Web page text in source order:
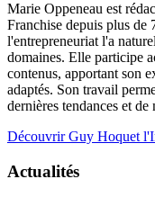
Marie Oppeneau est
Franchise depuis plus de
l'entrepreneuriat l'a
domaines. Elle participe
contenus, apportant son
adaptés. Son travail
dernières tendances et
Découvrir Guy Hoquet
Actualités